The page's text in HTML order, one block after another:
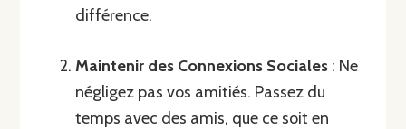
différence.
Maintenir des Connexions Sociales : Ne
négligez pas vos amitiés. Passez du
temps avec des amis, que ce soit en